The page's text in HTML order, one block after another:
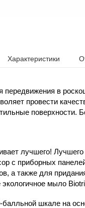
Характеристики
передвижения в
провести
поверхности.
лучшего!
с приборных
а также для
экологичное мыло
балльной шкале на